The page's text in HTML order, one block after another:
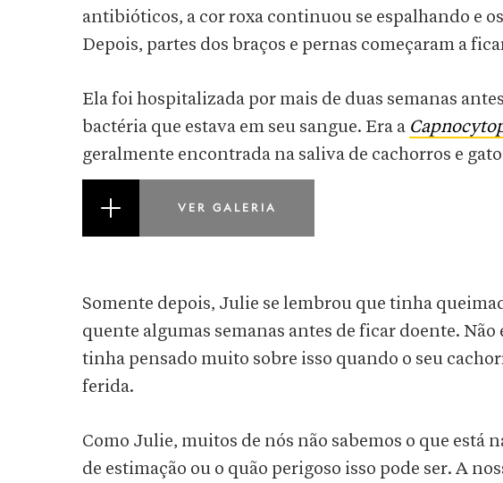
antibióticos, a cor roxa continuou se espalhando e
Depois, partes dos braços e pernas começaram a
Ela foi hospitalizada por mais de duas semanas
bactéria que estava em seu sangue. Era a
geralmente encontrada na saliva de cachorros e
VER GALERIA
Somente depois, Julie se lembrou que tinha
quente algumas semanas antes de ficar doente.
tinha pensado muito sobre isso quando o seu
ferida.
Como Julie, muitos de nós não sabemos o que está
de estimação ou o quão perigoso isso pode ser. A